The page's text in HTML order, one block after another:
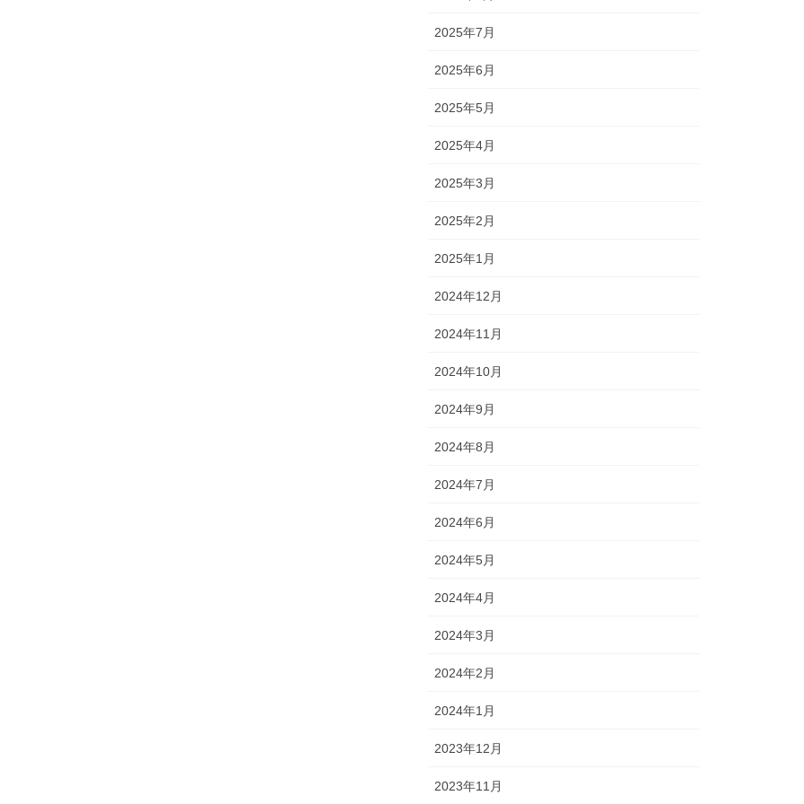
2025年7月
2025年6月
2025年5月
2025年4月
2025年3月
2025年2月
2025年1月
2024年12月
2024年11月
2024年10月
2024年9月
2024年8月
2024年7月
2024年6月
2024年5月
2024年4月
2024年3月
2024年2月
2024年1月
2023年12月
2023年11月